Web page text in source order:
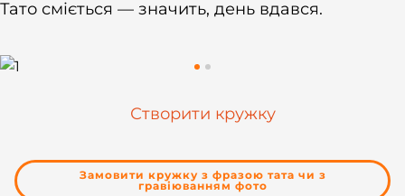
Тато сміється — значить, день вдався.
Створити кружку
Замовити кружку з фразою тата чи з
гравіюванням фото